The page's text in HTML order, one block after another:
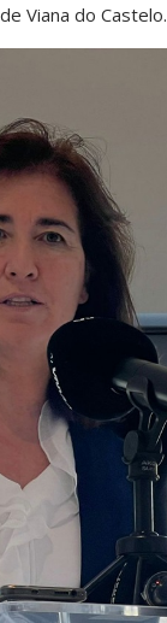
Viana do Castelo.